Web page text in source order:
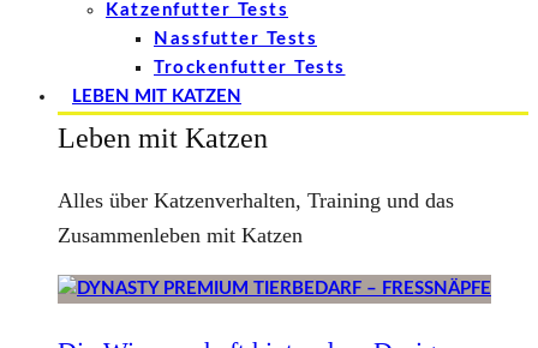
Katzenfutter Tests
Nassfutter Tests
Trockenfutter Tests
LEBEN MIT KATZEN
Leben mit Katzen
Alles über Katzenverhalten, Training und das
Zusammenleben mit Katzen